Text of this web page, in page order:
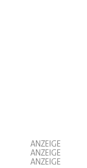
ANZEIGE
ANZEIGE
ANZEIGE